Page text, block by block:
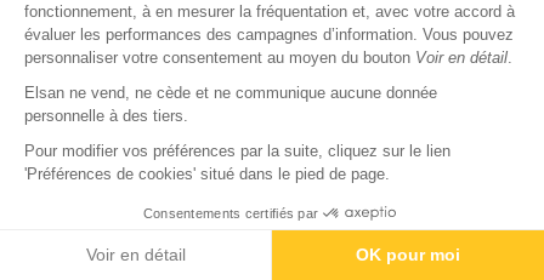
fonctionnement, à en mesurer la fréquentation et, avec votre accord à
évaluer les performances des campagnes d’information. Vous pouvez
personnaliser votre consentement au moyen du bouton Voir en détail
Elsan ne vend, ne cède et ne communique aucune donnée
personnelle à des tiers.
Pour modifier vos préférences par la suite, cliquez sur le lien
'Préférences de cookies' situé dans le pied de page.
Consentements certifiés par
Voir en détail OK pour moi
En savoir plus